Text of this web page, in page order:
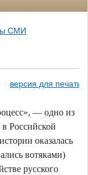
СМИ
версия для печати
— одно из
Российской
оказалась
вотяками)
русского